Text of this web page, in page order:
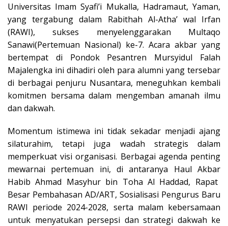
Universitas Imam Syafi’i Mukalla, Hadramaut, Yaman,
yang tergabung dalam Rabithah Al-Atha’ wal Irfan
(RAWI), sukses menyelenggarakan Multaqo
Sanawi(Pertemuan Nasional) ke-7. Acara akbar yang
bertempat di Pondok Pesantren Mursyidul Falah
Majalengka ini dihadiri oleh para alumni yang tersebar
di berbagai penjuru Nusantara, meneguhkan kembali
komitmen bersama dalam mengemban amanah ilmu
dan dakwah.
Momentum istimewa ini tidak sekadar menjadi ajang
silaturahim, tetapi juga wadah strategis dalam
memperkuat visi organisasi. Berbagai agenda penting
mewarnai pertemuan ini, di antaranya Haul Akbar
Habib Ahmad Masyhur bin Toha Al Haddad, Rapat
Besar Pembahasan AD/ART, Sosialisasi Pengurus Baru
RAWI periode 2024-2028, serta malam kebersamaan
untuk menyatukan persepsi dan strategi dakwah ke